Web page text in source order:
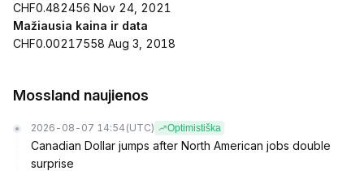
CHF0.482456 Nov 24, 2021
Mažiausia kaina ir data
CHF0.00217558 Aug 3, 2018
Mossland naujienos
2026-08-07 14:54 (UTC) Optimistiška
Canadian Dollar jumps after North American jobs double
surprise